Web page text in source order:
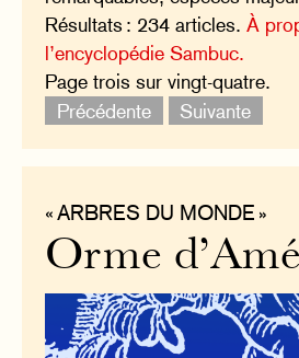
Résultats : 234 articles.À
l’encyclopédie Sambuc.
Page trois sur vingt-quatre.
Précédente
Suivante
« ARBRES DU MONDE »
Orme